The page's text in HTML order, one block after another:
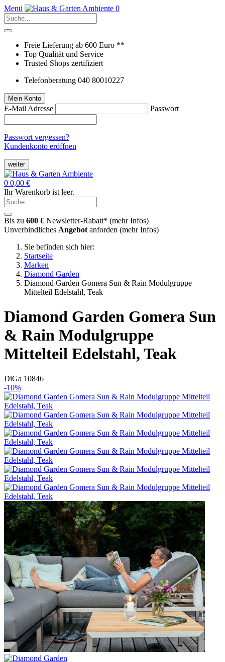
Menü 0
Freie Lieferung ab 600 Euro **
Top Qualität und Service
Trusted Shops zertifiziert
Telefonberatung 040 80010227
Mein Konto
E-Mail Adresse Passwort
Passwort vergessen?
Kundenkonto eröffnen
weiter
0 0,00 €
Ihr Warenkorb ist leer.
Bis zu 600 € Newsletter-Rabatt* (mehr Infos)
Unverbindliches Angebot anforden (mehr Infos)
Sie befinden sich hier:
Startseite
Marken
Diamond Garden
Diamond Garden Gomera Sun & Rain Modulgruppe
Mittelteil Edelstahl, Teak
Diamond Garden Gomera Sun
& Rain Modulgruppe
Mittelteil Edelstahl, Teak
DiGa 10846
-10%